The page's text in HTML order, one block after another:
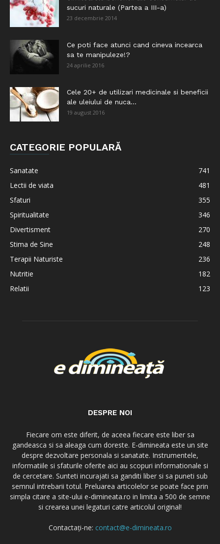
sucuri naturale (Partea a III-a)
23 decembrie 2014
Ce poti face atunci cand cineva incearca
sa te manipuleze!?
24 aprilie 2016
Cele 20+ de utilizari medicinale si beneficii
ale uleiului de nuca...
19 august 2016
CATEGORIE POPULARĂ
Sanatate
741
Lectii de viata
481
Sfaturi
355
Spiritualitate
346
Divertisment
270
Stima de Sine
248
Terapii Naturiste
236
Nutritie
182
Relatii
123
DESPRE NOI
Fiecare om este diferit, de aceea fiecare este liber sa
gandeasca si sa aleaga cum doreste. E-dimineata este un site
despre dezvoltare personala si sanatate. Instrumentele,
informatiile si sfaturile oferite aici au scopuri informationale si
de cercetare. Sunteti incurajati sa ganditi liber si sa puneti sub
semnul intrebarii totul. Preluarea articolelor se poate face prin
simpla citare a site-ului e-dimineata.ro in limita a 500 de semne
si crearea unei legaturi catre articolul original!
Contactați-ne: contact@e-dimineata.ro